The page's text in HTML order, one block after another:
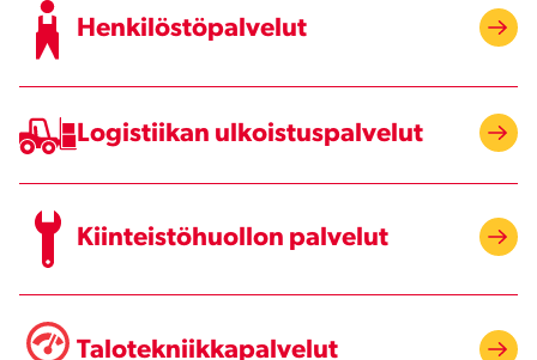
Henkilöstöpalvelut
Logistiikan ulkoistuspalvelut
Kiinteistöhuollon palvelut
Talotekniikkapalvelut